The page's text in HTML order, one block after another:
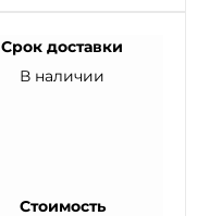
Срок доставки
В наличии
Стоимость